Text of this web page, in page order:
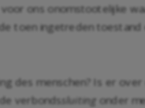
ons onomstootelijke
toen ingetreden toestand
des menschen? Is er
verbondssluiting onder